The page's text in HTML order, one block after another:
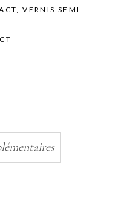
,VERNIS SEMI